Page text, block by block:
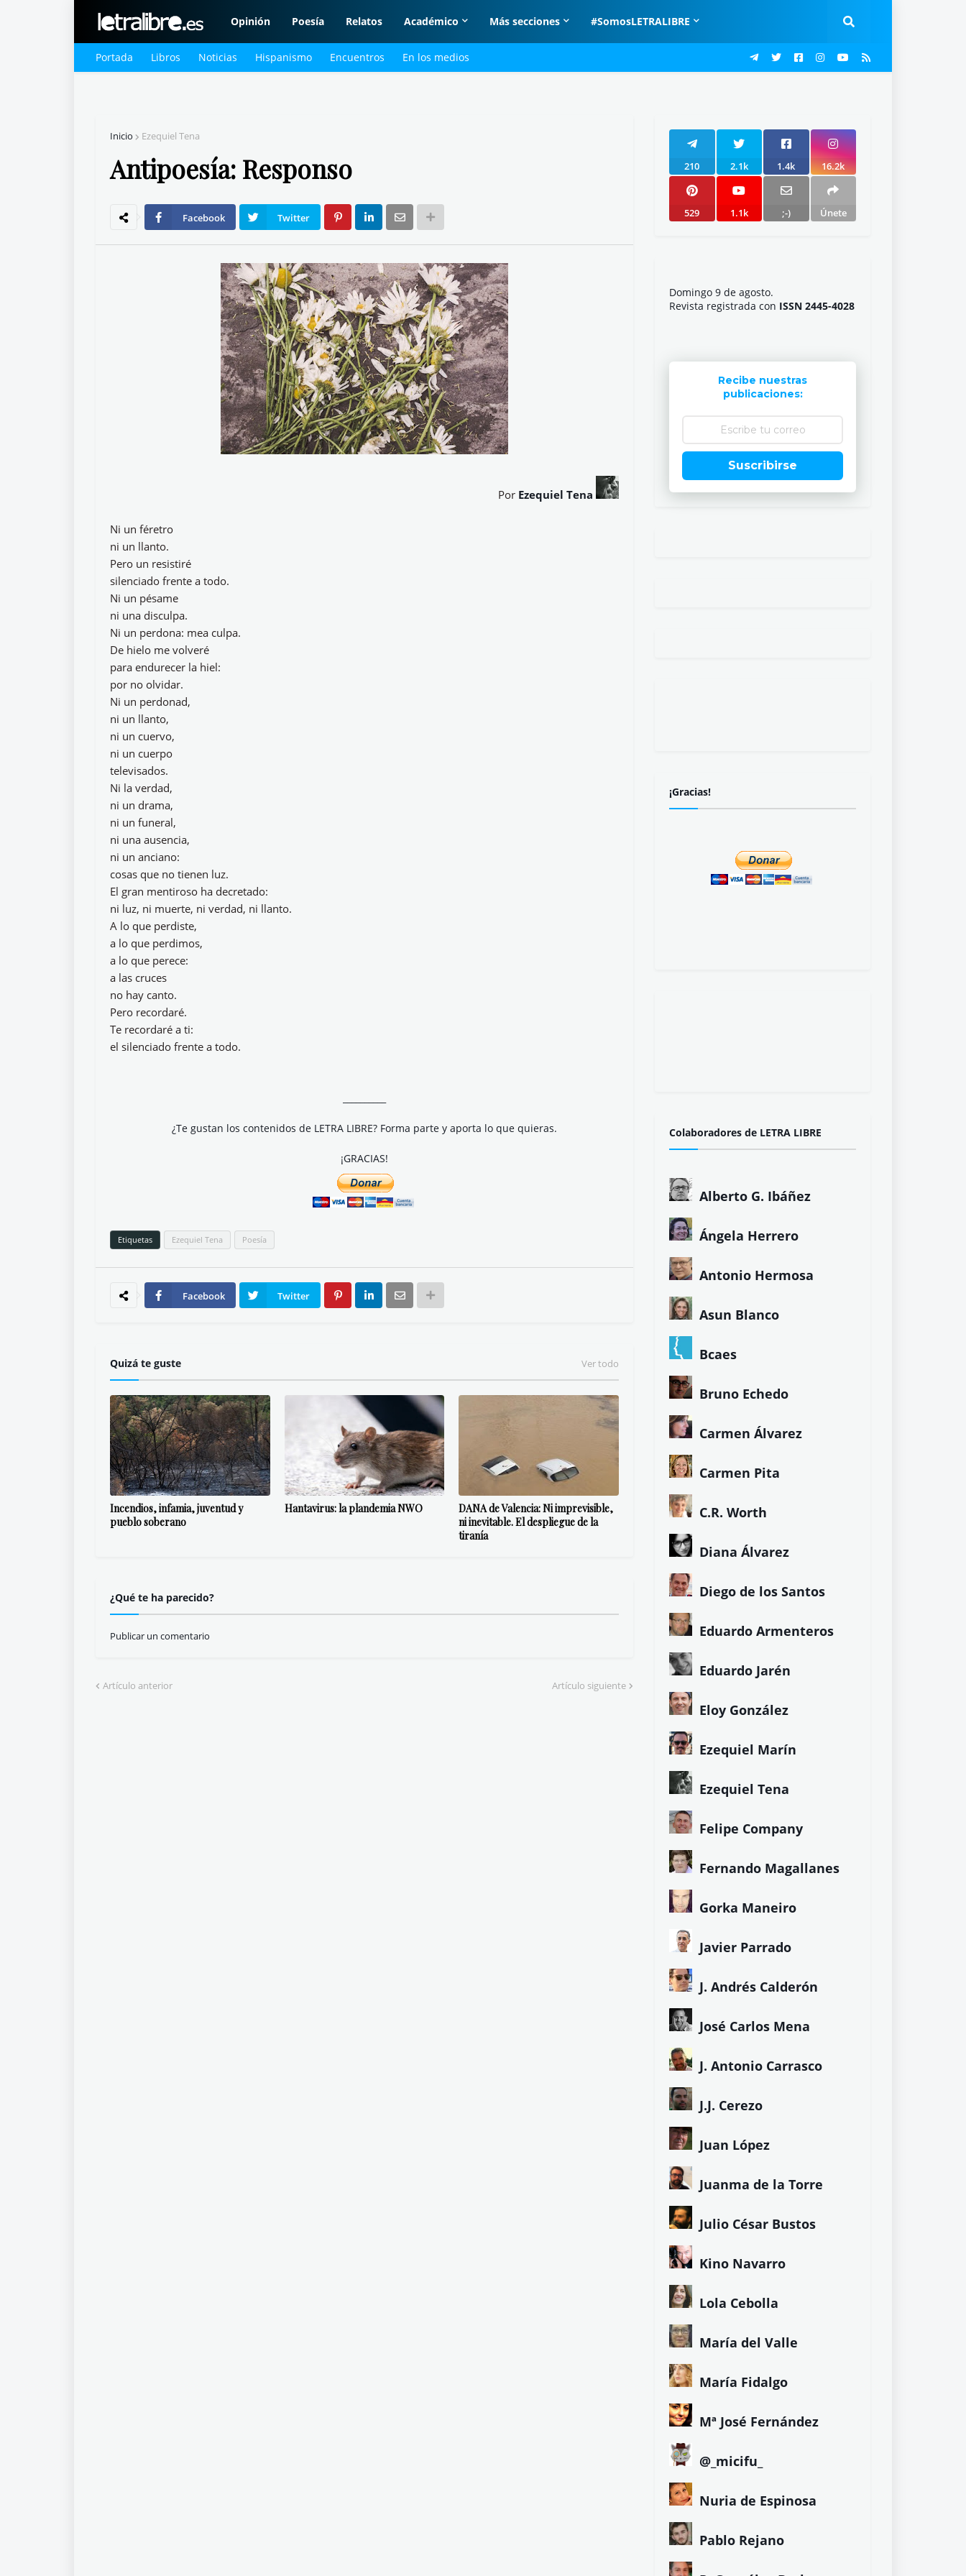
Opinión Poesía Relatos Académico Más secciones #SomosLETRALIBRE
Portada Libros Noticias Hispanismo Encuentros En los medios
Inicio Ezequiel Tena
Antipoesía: Responso
Facebook Twitter
Por Ezequiel Tena
Ni un féretro
ni un llanto.
Pero un resistiré
silenciado frente a todo.
Ni un pésame
ni una disculpa.
Ni un perdona: mea culpa.
De hielo me volveré
para endurecer la hiel:
por no olvidar.
Ni un perdonad,
ni un llanto,
ni un cuervo,
ni un cuerpo
televisados.
Ni la verdad,
ni un drama,
ni un funeral,
ni una ausencia,
ni un anciano:
cosas que no tienen luz.
El gran mentiroso ha decretado:
ni luz, ni muerte, ni verdad, ni llanto.
A lo que perdiste,
a lo que perdimos,
a lo que perece:
a las cruces
no hay canto.
Pero recordaré.
Te recordaré a ti:
el silenciado frente a todo.
¿Te gustan los contenidos de LETRA LIBRE? Forma parte y aporta lo que quieras.
¡GRACIAS!
Etiquetas Ezequiel Tena Poesía
Facebook Twitter
Quizá te guste Ver todo
Incendios, infamia, juventud y
pueblo soberano
Hantavirus: la plandemia NWO
DANA de Valencia: Ni imprevisible,
ni inevitable. El despliegue de la
tiranía
¿Qué te ha parecido?
Publicar un comentario
Artículo anterior Artículo siguiente
210 2.1k 1.4k 16.2k
529 1.1k ;-) Únete
Domingo 9 de agosto.
Revista registrada con ISSN 2445-4028
Recibe nuestras
publicaciones:
Suscribirse
¡Gracias!
Colaboradores de LETRA LIBRE
Alberto G. Ibáñez
Ángela Herrero
Antonio Hermosa
Asun Blanco
Bcaes
Bruno Echedo
Carmen Álvarez
Carmen Pita
C.R. Worth
Diana Álvarez
Diego de los Santos
Eduardo Armenteros
Eduardo Jarén
Eloy González
Ezequiel Marín
Ezequiel Tena
Felipe Company
Fernando Magallanes
Gorka Maneiro
Javier Parrado
J. Andrés Calderón
José Carlos Mena
J. Antonio Carrasco
J.J. Cerezo
Juan López
Juanma de la Torre
Julio César Bustos
Kino Navarro
Lola Cebolla
María del Valle
María Fidalgo
Mª José Fernández
@_micifu_
Nuria de Espinosa
Pablo Rejano